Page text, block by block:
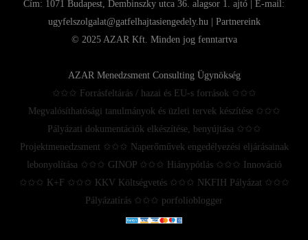
Cím: 1071 Budapest, Dembinszky utca 36. alagsor 1. ajtó | E-mail:
ugyfelszolgalat@gatfelhajtasiengedely.hu | Partnereink
© 2025 AZAR Kft. Minden jog fenntartva
AZAR Menedzsment Consulting Ügynökség
✩✩✩ Forrásfeltárás / hazai és EU-s források ✩✩✩
Megvalósíthatósági tanulmányok és üzleti tervek készítése ✩✩✩
Pályázati dokumentációk elkészítése, benyújtása ✩✩✩
Projektmenedzsment ✩✩✩ Naperőművek engedélyezési eljárásainak
lebonyolítása ✩✩✩ GINOP ✩✩✩ Hiánypótlás ✩✩✩ Innováció
✩✩✩ K+F ✩✩✩ KKV Költségvetés ✩✩✩ NKFIH Pályázat ✩✩✩
Pályázatírás ✩✩✩ porfolioblogger